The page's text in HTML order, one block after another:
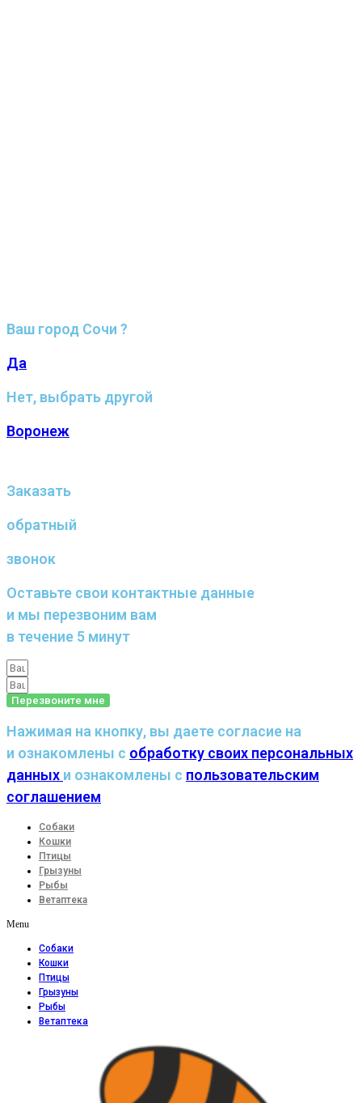
Ваш город Сочи ?
Да
Нет, выбрать другой
Воронеж
Заказать
обратный
звонок
Оставьте свои контактные данные
и мы перезвоним вам
в течение 5 минут
Перезвоните мне
Нажимая на кнопку, вы даете согласие на
и ознакомлены с обработку своих персональных
данных и ознакомлены с пользовательским
соглашением
Собаки
Кошки
Птицы
Грызуны
Рыбы
Ветаптека
Menu
Собаки
Кошки
Птицы
Грызуны
Рыбы
Ветаптека